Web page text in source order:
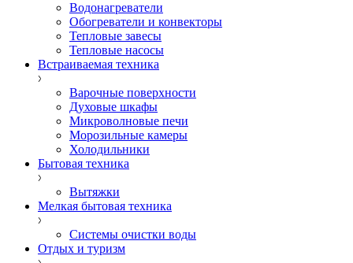
Водонагреватели
Обогреватели и конвекторы
Тепловые завесы
Тепловые насосы
Встраиваемая техника
Варочные поверхности
Духовые шкафы
Микроволновые печи
Морозильные камеры
Холодильники
Бытовая техника
Вытяжки
Мелкая бытовая техника
Системы очистки воды
Отдых и туризм